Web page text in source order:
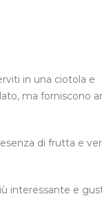
in una ciotola e
ma forniscono
di frutta e
interessante e